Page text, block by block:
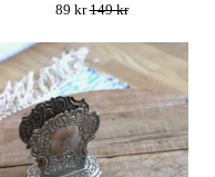
89 kr149 kr